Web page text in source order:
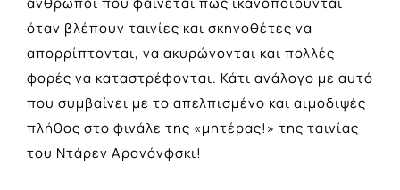
όταν βλέπουν ταινίες και σκηνοθέτες να
απορρίπτονται, να ακυρώνονται και πολλές
φορές να καταστρέφονται. Κάτι ανάλογο με αυτό
που συμβαίνει με το απελπισμένο και αιμοδιψές
πλήθος στο φινάλε της «μητέρας!» της ταινίας
του Ντάρεν Αρονόνφσκι!